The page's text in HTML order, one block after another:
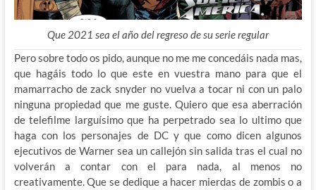
Que 2021 sea el año del regreso de su serie regular
Pero sobre todo os pido, aunque no me me concedáis nada mas,
que hagáis todo lo que este en vuestra mano para que el
mamarracho de zack snyder no vuelva a tocar ni con un palo
ninguna propiedad que me guste. Quiero que esa aberración
de telefilme larguísimo que ha perpetrado sea lo ultimo que
haga con los personajes de DC y que como dicen algunos
ejecutivos de Warner sea un callejón sin salida tras el cual no
volverán a contar con el para nada, al menos no
creativamente. Que se dedique a hacer mierdas de zombis o a